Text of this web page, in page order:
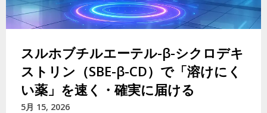
スルホブチルエーテル-β-シクロデキ
ストリン（SBE-β-CD）で「溶けにく
い薬」を速く・確実に届ける
5月 15, 2026